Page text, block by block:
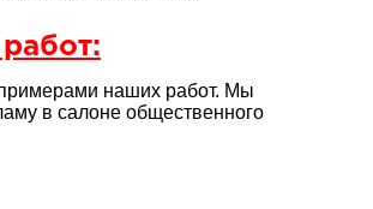
наших работ. Мы
в салоне общественного